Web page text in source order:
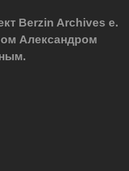
Berzin Archives e.
Александром